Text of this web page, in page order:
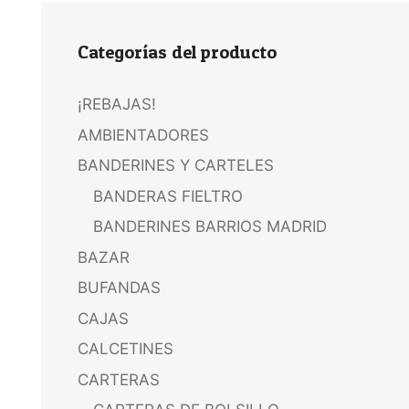
Categorías del producto
¡REBAJAS!
AMBIENTADORES
BANDERINES Y CARTELES
BANDERAS FIELTRO
BANDERINES BARRIOS MADRID
BAZAR
BUFANDAS
CAJAS
CALCETINES
CARTERAS